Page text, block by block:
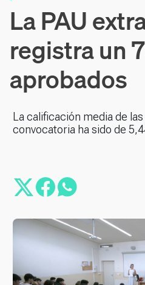
La PAU
registra un
aprobados
La calificación media de
convocatoria ha sido de